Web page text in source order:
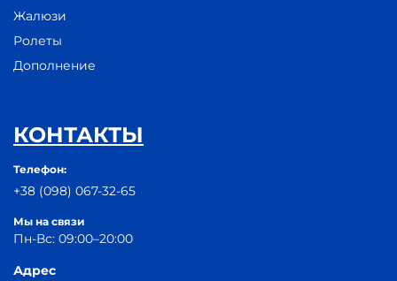
Жалюзи
Ролеты
Дополнение
КОНТАКТЫ
Телефон:
+38 (098) 067-32-65
Мы на связи
Пн-Вс: 09:00–20:00
Адрес